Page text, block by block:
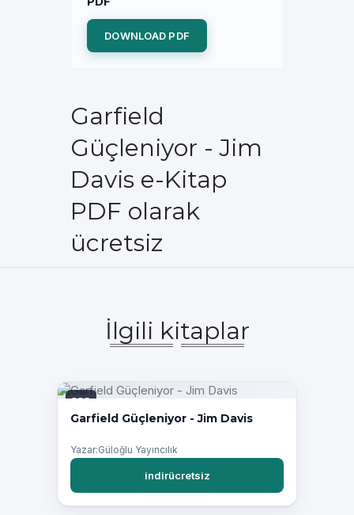
DOWNLOAD PDF
Garfield
Güçleniyor - Jim
Davis e-Kitap
PDF olarak
ücretsiz
İlgili kitaplar
PDF
Garfield Güçleniyor - Jim Davis
Yazar:Güloğlu Yayıncılık
indirücretsiz